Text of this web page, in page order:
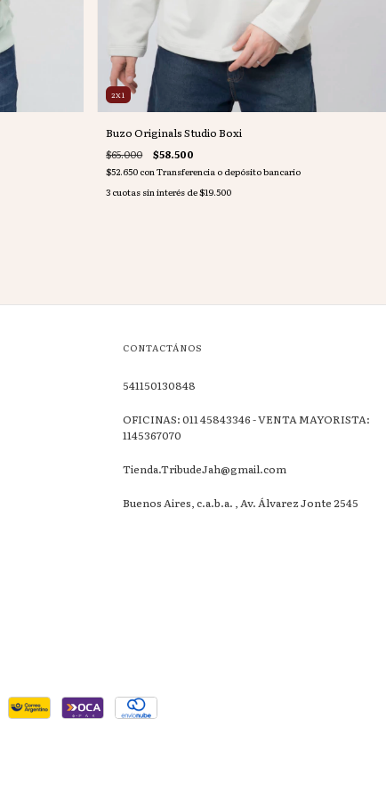
2X1
Buzo Originals Studio Boxi
$65.000 $58.500
$52.650 con Transferencia o depósito bancario
3 cuotas sin interés de$19.500
CONTACTÁNOS
541150130848
OFICINAS: 011 45843346 - VENTA MAYORISTA:
1145367070
Tienda.TribudeJah@gmail.com
Buenos Aires, c.a.b.a. , Av. Álvarez Jonte 2545